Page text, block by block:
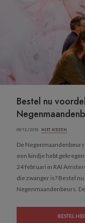
Bestel nu
09/12/2018 · NIET KIEZEN
De Negenmaandenbeurs
een kindje hebt
24 februari in RAI
die zwanger is? Bestel
Negenmaandenbeurs.
BESTEL